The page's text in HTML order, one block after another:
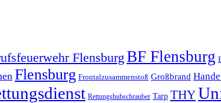
Flensburg BF Flensburg
Flensburg Frontalzusammenstoß Großbrand
Rettungshubschrauber Tarp THY